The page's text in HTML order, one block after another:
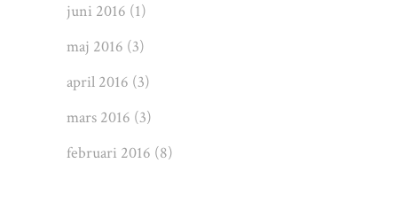
juni 2016 (1)
maj 2016 (3)
april 2016 (3)
mars 2016 (3)
februari 2016 (8)